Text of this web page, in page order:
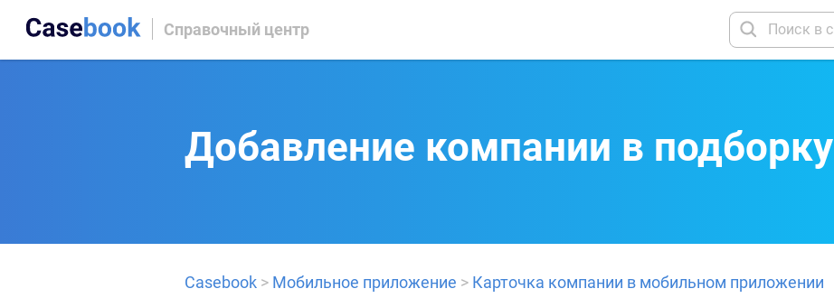
Справочный центр
Добавление компании в подборку
Casebook > Мобильное приложение > Карточка компании в мобильном приложении